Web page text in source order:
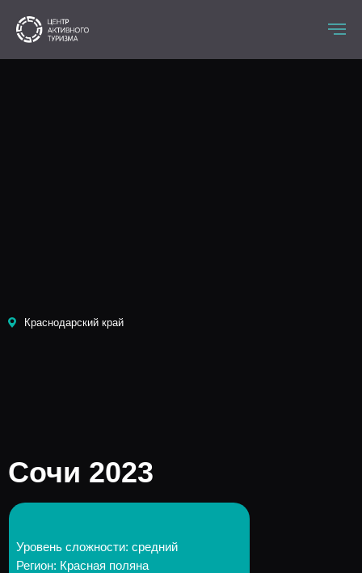
Сочи 2023
Уровень сложности: средний
Регион: Красная поляна
Краснодарский край